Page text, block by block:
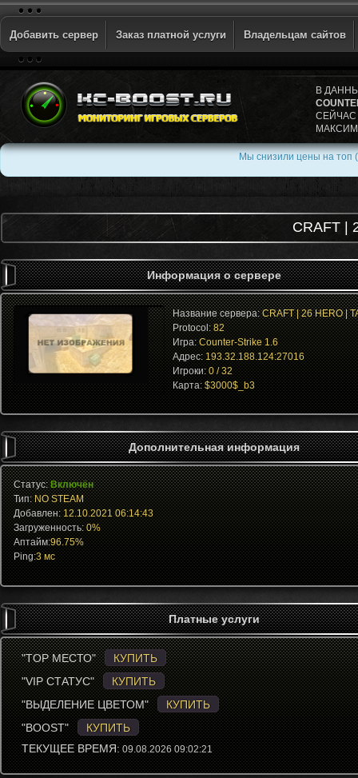
В
Добавить сервер Заказ платной услуги Владельцам сайтов
Мы снизили цены на топ (
CRAFT |
Информация о сервере
Название сервера:CRAFT | 26 HERO |
Protocol:82
Игра:Counter-Strike 1.6
Адрес: 193.32.188.124:27016
Игроки:0 / 32
Карта: $3000$_b3
Дополнительная информация
Статус: Включён
Тип:NO STEAM
Добавлен:12.10.2021 06:14:43
Загруженность:0%
Аптайм:96.75%
Ping:3 мс
Платные услуги
"TOP МЕСТО"
КУПИТЬ
"VIP СТАТУС"
КУПИТЬ
"ВЫДЕЛЕНИЕ ЦВЕТОМ"
КУПИТЬ
"BOOST"
КУПИТЬ
ТЕКУЩЕЕ ВРЕМЯ: 09.08.2026 09:02:21